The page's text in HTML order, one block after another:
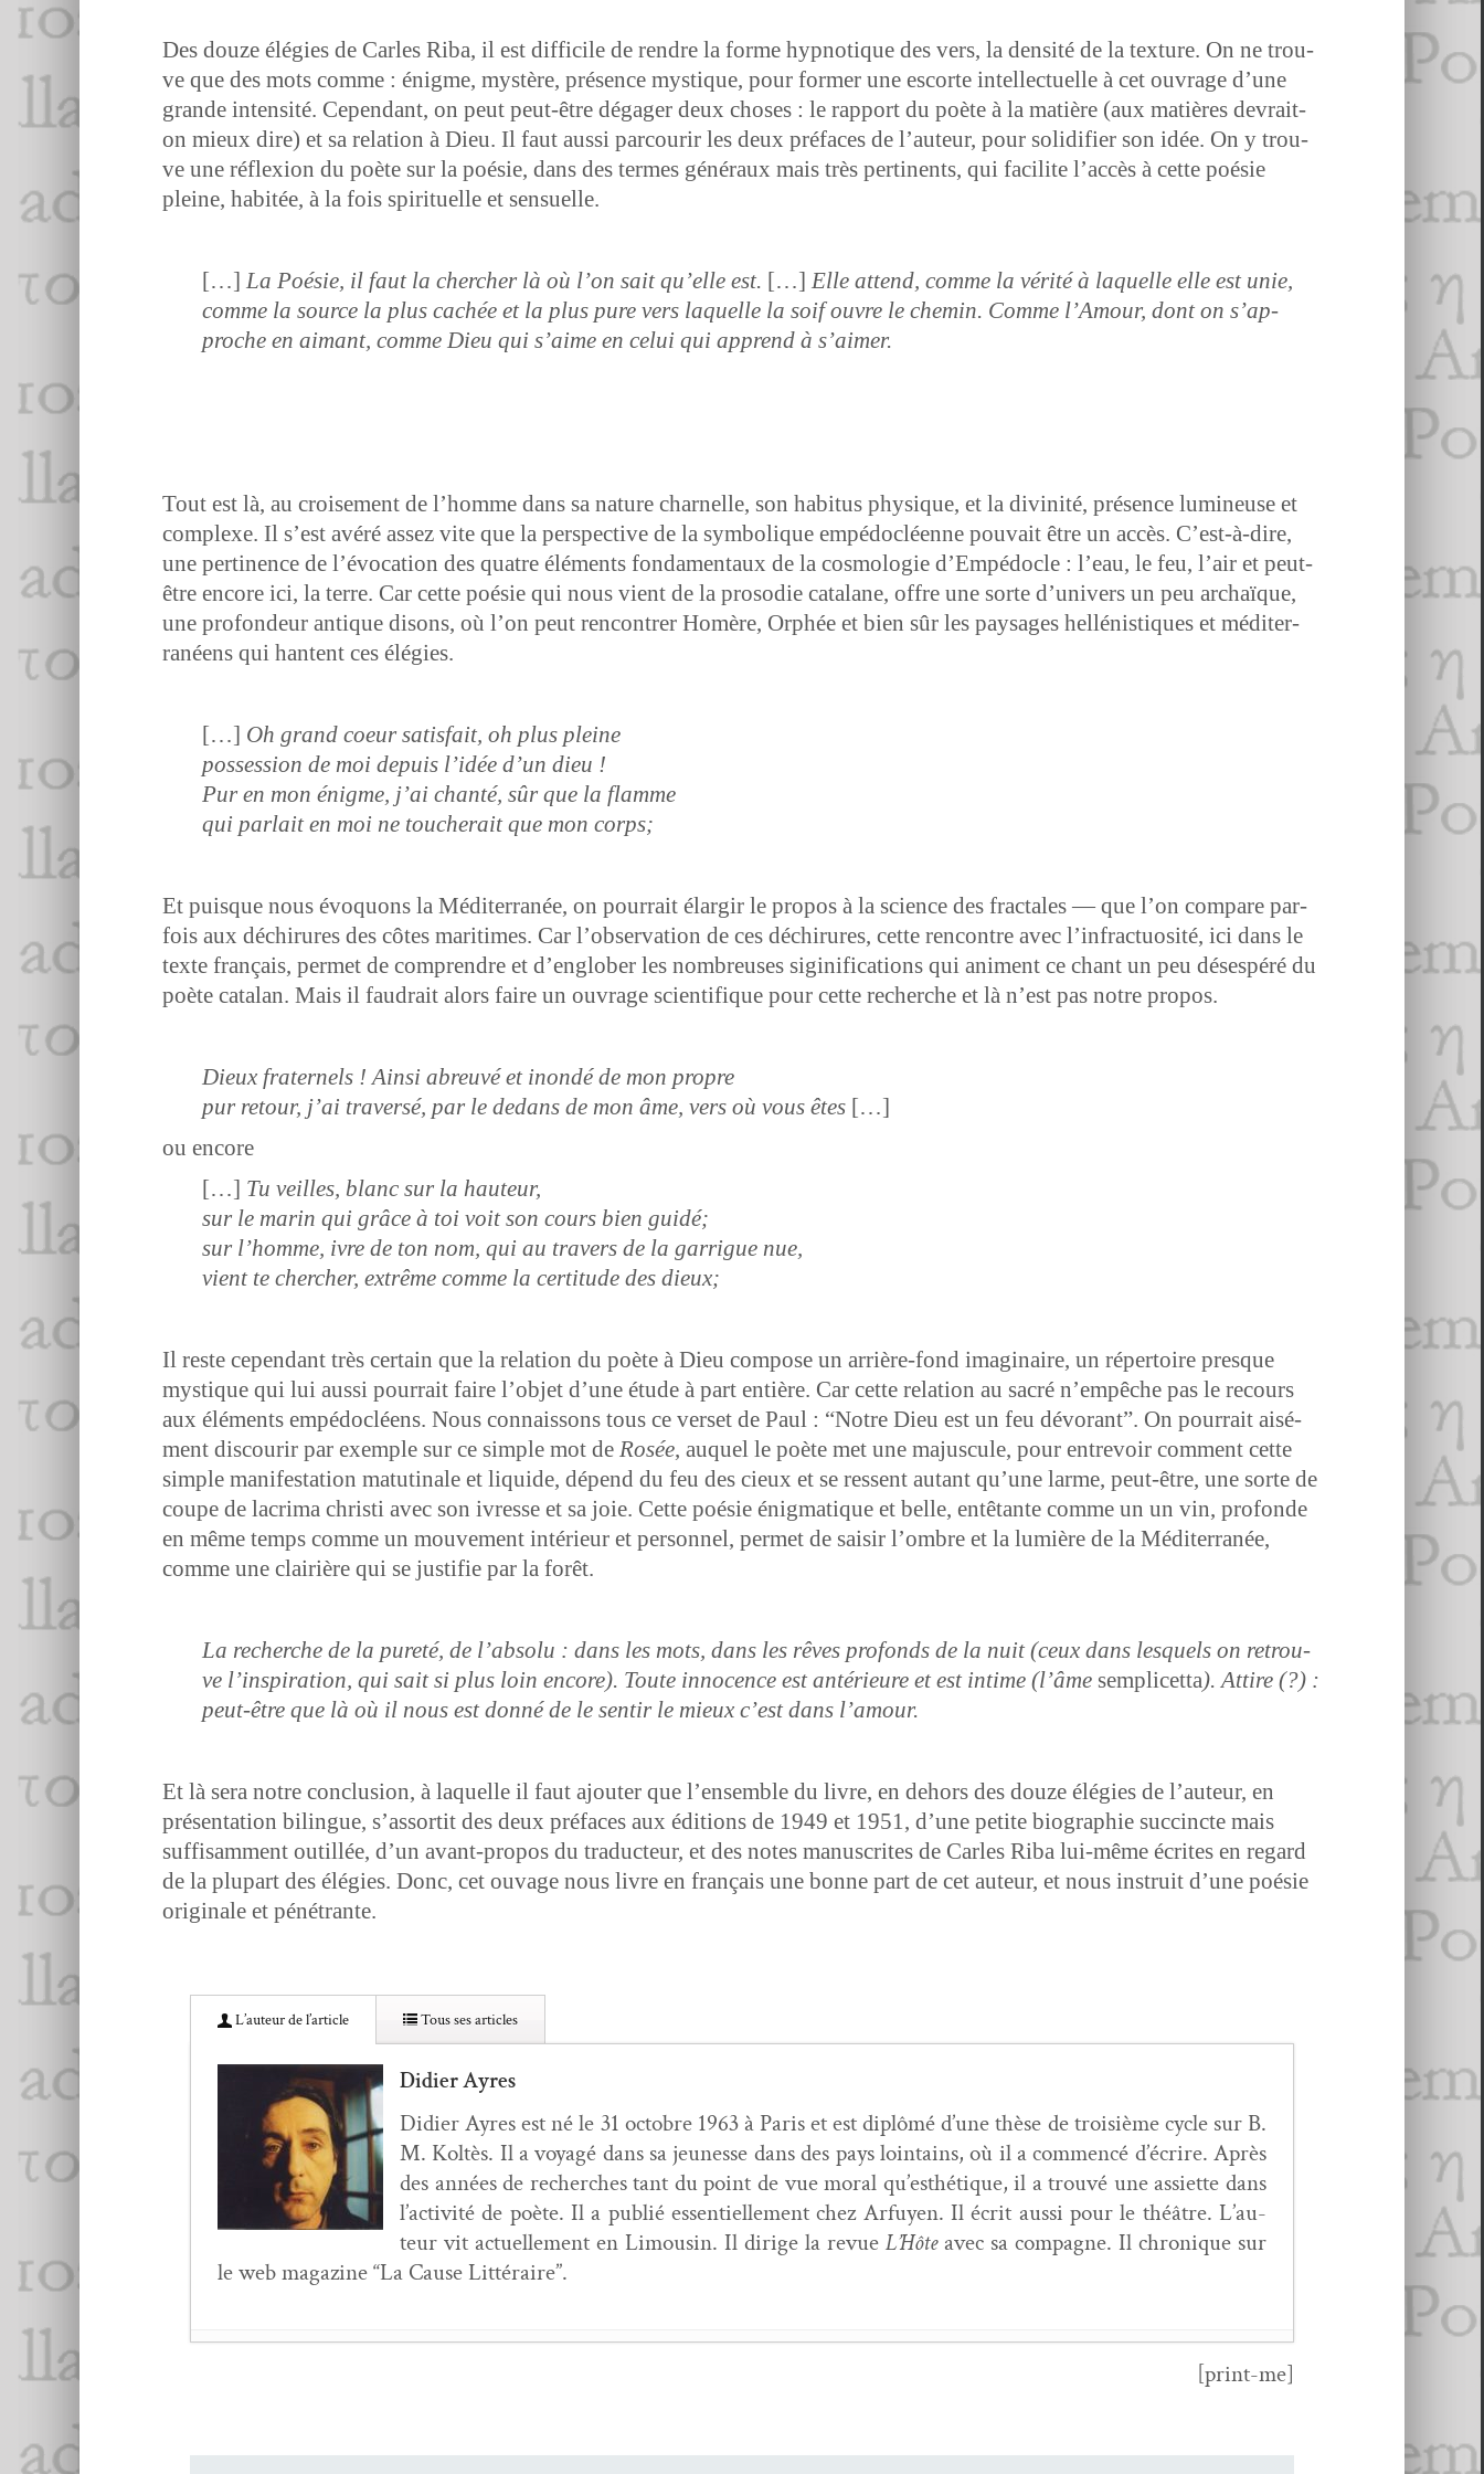
Des douze élé­gies de Car­les Riba, il est dif­fi­cile de ren­dre la forme hyp­no­tique des vers, la den­sité de la tex­ture. On ne trou­
ve que des mots comme : énigme, mys­tère, présence mys­tique, pour for­mer une escorte intel­lectuelle à cet ouvrage d’une
grande inten­sité. Cepen­dant, on peut peut-être dégager deux choses : le rap­port du poète à la matière (aux matières devrait-
on mieux dire) et sa rela­tion à Dieu. Il faut aus­si par­courir les deux pré­faces de l’au­teur, pour solid­i­fi­er son idée. On y trou­
ve une réflex­ion du poète sur la poésie, dans des ter­mes généraux mais très per­ti­nents, qui facilite l’ac­cès à cette poésie
pleine, habitée, à la fois spir­ituelle et sensuelle.
[…] La Poésie, il faut la chercher là où l’on sait qu’elle est. […] Elle attend, comme la vérité à laque­lle elle est unie,
comme la source la plus cachée et la plus pure vers laque­lle la soif ouvre le chemin. Comme l’Amour, dont on s’ap­
proche en aimant, comme Dieu qui s’aime en celui qui apprend à s’aimer.
Tout est là, au croise­ment de l’homme dans sa nature char­nelle, son habi­tus physique, et la divinité, présence lumineuse et
com­plexe. Il s’est avéré assez vite que la per­spec­tive de la sym­bol­ique empé­do­cléenne pou­vait être un accès. C’est-à-dire,
une per­ti­nence de l’évo­ca­tion des qua­tre élé­ments fon­da­men­taux de la cos­molo­gie d’Em­pé­do­cle : l’eau, le feu, l’air et peut-
être encore ici, la terre. Car cette poésie qui nous vient de la prosodie cata­lane, offre une sorte d’u­nivers un peu archaïque,
une pro­fondeur antique dis­ons, où l’on peut ren­con­tr­er Homère, Orphée et bien sûr les paysages hel­lénis­tiques et méditer­
ranéens qui hantent ces élégies.
[…] Oh grand coeur sat­is­fait, oh plus pleine
pos­ses­sion de moi depuis l’idée d’un dieu !
Pur en mon énigme, j’ai chan­té, sûr que la flamme
qui par­lait en moi ne toucherait que mon corps;
Et puisque nous évo­quons la Méditer­ranée, on pour­rait élargir le pro­pos à la sci­ence des frac­tales — que l’on com­pare par­
fois aux déchirures des côtes mar­itimes. Car l’ob­ser­va­tion de ces déchirures, cette ren­con­tre avec l’in­frac­tu­osité, ici dans le
texte français, per­met de com­pren­dre et d’en­glober les nom­breuses sig­ini­fi­ca­tions qui ani­ment ce chant un peu dés­espéré du
poète cata­lan. Mais il faudrait alors faire un ouvrage sci­en­tifique pour cette recherche et là n’est pas notre propos.
Dieux frater­nels ! Ain­si abreuvé et inondé de mon propre
pur retour, j’ai tra­ver­sé, par le dedans de mon âme, vers où vous êtes […]
ou encore
[…] Tu veilles, blanc sur la hauteur,
sur le marin qui grâce à toi voit son cours bien guidé;
sur l’homme, ivre de ton nom, qui au tra­vers de la gar­rigue nue,
vient te chercher, extrême comme la cer­ti­tude des dieux;
Il reste cepen­dant très cer­tain que la rela­tion du poète à Dieu com­pose un arrière-fond imag­i­naire, un réper­toire presque
mys­tique qui lui aus­si pour­rait faire l’ob­jet d’une étude à part entière. Car cette rela­tion au sacré n’empêche pas le recours
aux élé­ments empé­do­cléens. Nous con­nais­sons tous ce ver­set de Paul : “Notre Dieu est un feu dévo­rant”. On pour­rait aisé­
ment dis­courir par exem­ple sur ce sim­ple mot de Rosée, auquel le poète met une majus­cule, pour entrevoir com­ment cette
sim­ple man­i­fes­ta­tion matuti­nale et liq­uide, dépend du feu des cieux et se ressent autant qu’une larme, peut-être, une sorte de
coupe de lacrima christi avec son ivresse et sa joie. Cette poésie énig­ma­tique et belle, entê­tante comme un un vin, pro­fonde
en même temps comme un mou­ve­ment intérieur et per­son­nel, per­met de saisir l’om­bre et la lumière de la Méditer­ranée,
comme une clair­ière qui se jus­ti­fie par la forêt.
La recherche de la pureté, de l’ab­solu : dans les mots, dans les rêves pro­fonds de la nuit (ceux dans lesquels on retrou­
ve l’in­spi­ra­tion, qui sait si plus loin encore). Toute inno­cence est antérieure et est intime (l’âme sem­plicetta). Attire (?) :
peut-être que là où il nous est don­né de le sen­tir le mieux c’est dans l’amour.
Et là sera notre con­clu­sion, à laque­lle il faut ajouter que l’ensem­ble du livre, en dehors des douze élé­gies de l’au­teur, en
présen­ta­tion bilingue, s’as­sor­tit des deux pré­faces aux édi­tions de 1949 et 1951, d’une petite biogra­phie suc­cincte mais
suff­isam­ment out­il­lée, d’un avant-pro­pos du tra­duc­teur, et des notes man­u­scrites de Car­les Riba lui-même écrites en regard
de la plu­part des élé­gies. Donc, cet ouvage nous livre en français une bonne part de cet auteur, et nous instru­it d’une poésie
orig­i­nale et pénétrante.
L’au­teur de l’article Tous ses articles
Didier Ayres
Didi­er Ayres est né le 31 octo­bre 1963 à Paris et est diplômé d’une thèse de troisième cycle sur B.
M. Koltès. Il a voy­agé dans sa jeunesse dans des pays loin­tains, où il a com­mencé d’écrire. Après
des années de recherch­es tant du point de vue moral qu’esthé­tique, il a trou­vé une assi­ette dans
l’ac­tiv­ité de poète. Il a pub­lié essen­tielle­ment chez Arfuyen. Il écrit aus­si pour le théâtre. L’au­
teur vit actuelle­ment en Lim­ou­sin. Il dirige la revue L’Hôte avec sa com­pagne. Il chronique sur
le web mag­a­zine “La Cause Littéraire”.
[print-me]